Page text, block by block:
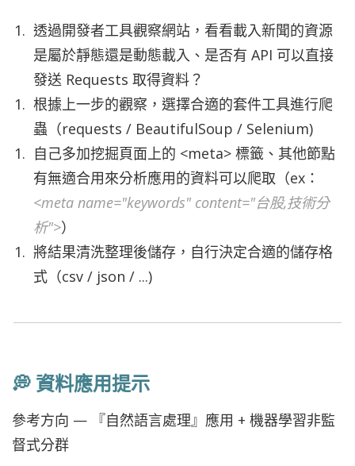
透過開發者工具觀察網站，看看載入新聞的資源
是屬於靜態還是動態載入、是否有 API 可以直接
發送 Requests 取得資料？
根據上一步的觀察，選擇合適的套件工具進行爬
蟲（requests / BeautifulSoup / Selenium)
自己多加挖掘頁面上的 <meta> 標籤、其他節點
有無適合用來分析應用的資料可以爬取（ex：
<meta name="keywords" content="台股,技術分
析">）
將結果清洗整理後儲存，自行決定合適的儲存格
式（csv / json / ...)
💭 資料應用提示
參考方向 — 『自然語言處理』應用 + 機器學習非監
督式分群